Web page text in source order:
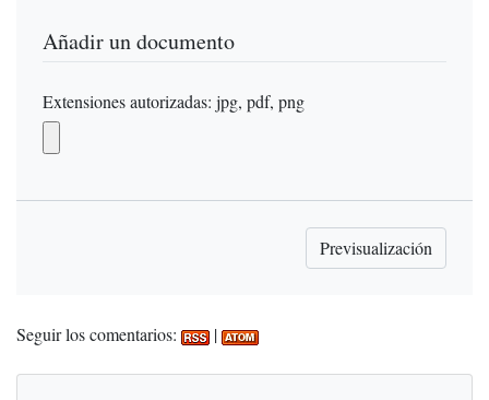
Añadir un documento
Extensiones autorizadas: jpg, pdf, png
Seguir los comentarios: |